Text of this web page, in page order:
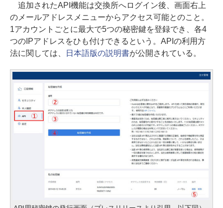
追加されたAPI機能は交換所へログイン後、画面右上
のメールアドレスメニューからアクセス可能とのこと。
1アカウントごとに最大で5つの秘密鍵を登録でき、各4
つのIPアドレスをひも付けできるという。APIの利用方
法に関しては、
日本語版の説明書が公開されている。